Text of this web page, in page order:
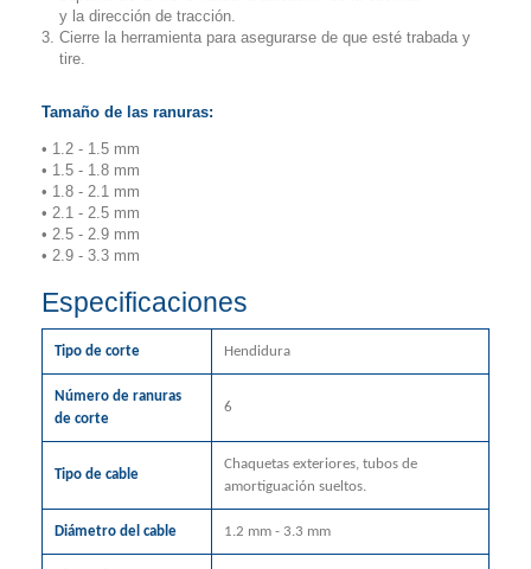
y la dirección de tracción.
Cierre la herramienta para asegurarse de que esté trabada y
tire.
Tamaño de las ranuras:
• 1.2 - 1.5 mm
• 1.5 - 1.8 mm
• 1.8 - 2.1 mm
• 2.1 - 2.5 mm
• 2.5 - 2.9 mm
• 2.9 - 3.3 mm
Especificaciones
Tipo de corte Hendidura
Número de ranuras
de corte
6
Tipo de cable
Chaquetas exteriores, tubos de
amortiguación sueltos.
Diámetro del cable 1.2 mm - 3.3 mm